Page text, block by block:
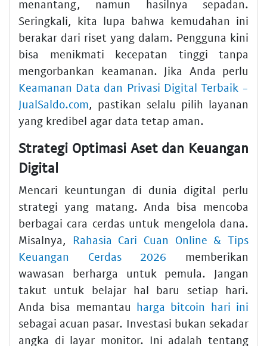
menantang, namun hasilnya sepadan.
Seringkali, kita lupa bahwa kemudahan ini
berakar dari riset yang dalam. Pengguna kini
bisa menikmati kecepatan tinggi tanpa
mengorbankan keamanan. Jika Anda perlu
Keamanan Data dan Privasi Digital Terbaik -
JualSaldo.com, pastikan selalu pilih layanan
yang kredibel agar data tetap aman.
Strategi Optimasi Aset dan Keuangan
Digital
Mencari keuntungan di dunia digital perlu
strategi yang matang. Anda bisa mencoba
berbagai cara cerdas untuk mengelola dana.
Misalnya, Rahasia Cari Cuan Online & Tips
Keuangan Cerdas 2026 memberikan
wawasan berharga untuk pemula. Jangan
takut untuk belajar hal baru setiap hari.
Anda bisa memantau harga bitcoin hari ini
sebagai acuan pasar. Investasi bukan sekadar
angka di layar monitor. Ini adalah tentang